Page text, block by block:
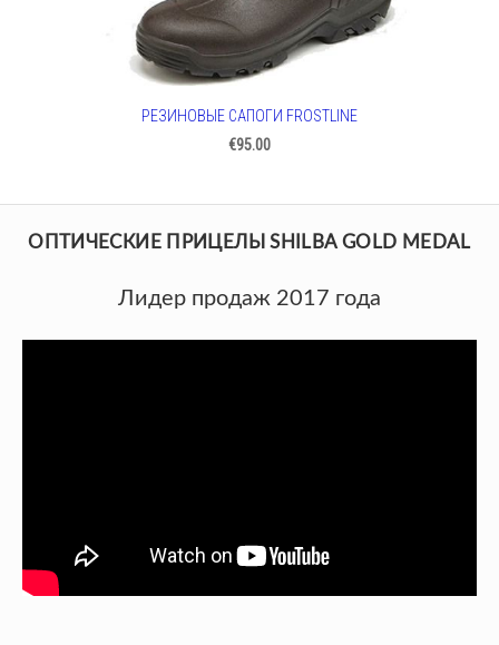
ОПТИЧЕСКИЕ ПРИЦЕЛЫ SHILBA GOLD MEDAL
Лидер продаж 2017 года
РЕЗИНОВЫЕ САПОГИ FROSTLINE
€95.00